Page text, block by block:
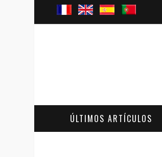
ÚLTIMOS ARTÍCULOS